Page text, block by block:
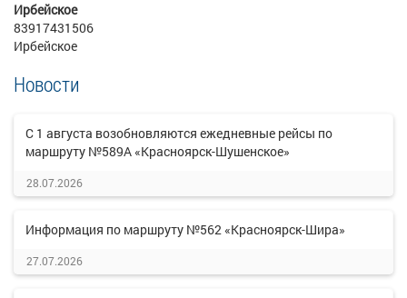
Ирбейское
83917431506
Ирбейское
Новости
С 1 августа возобновляются ежедневные рейсы по
маршруту №589А «Красноярск-Шушенское»
28.07.2026
Информация по маршруту №562 «Красноярск-Шира»
27.07.2026